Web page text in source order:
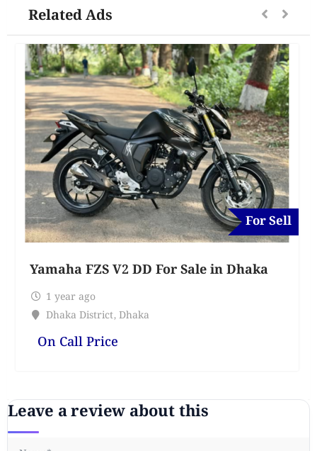
Related Ads
For Sell
Yamaha FZS V2 DD For Sale in Dhaka
1 year ago
Dhaka District, Dhaka
On Call Price
Leave a review about this